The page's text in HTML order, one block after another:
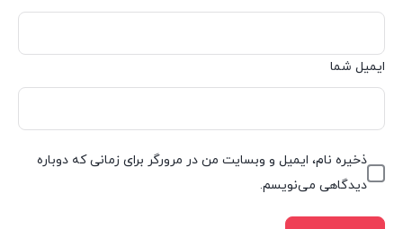
ایمیل شما
ذخیره نام، ایمیل و وبسایت من در مرورگر برای زمانی که دوباره
دیدگاهی می‌نویسم.